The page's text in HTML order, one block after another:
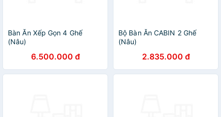
Bàn Ăn Xếp Gọn 4 Ghế
(Nâu)
6.500.000 đ
Bộ Bàn Ăn CABIN 2 Ghế
(Nâu)
2.835.000 đ